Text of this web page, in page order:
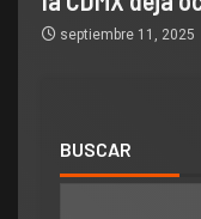
septiembre 11, 2025
BUSCAR